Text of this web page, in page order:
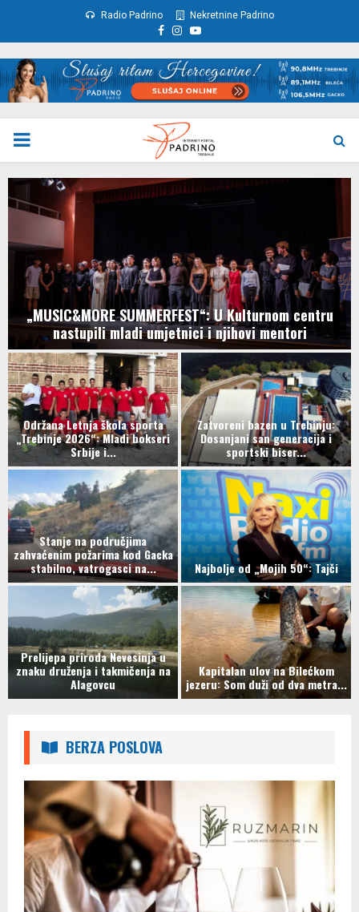
Radio Padrino Nekretnine Padrino
Facebook
Instagram
Youtube
PRIMARY
MENU
„MUSIC&MORE SUMMERFEST“: U Kulturnom centru
nastupili mladi umjetnici i njihovi mentori
Održana Letnja škola sporta
„Trebinje 2026“: Mladi bokseri
Srbije i...
Zatvoreni bazen u Trebinju:
Dosanjani san generacija i
sportski biser...
Stanje na područjima
zahvaćenim požarima kod Gacka
stabilno, vatrogasci na...
Najbolje od „Mojih 50“: Tajči
Prelijepa priroda Nevesinja u
znaku druženja i takmičenja na
Alagovcu
Kapitalan ulov na Bilećkom
jezeru: Som duži od dva metra...
BERZA POSLOVA